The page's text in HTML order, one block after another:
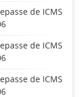
de ICMS
de ICMS
de ICMS